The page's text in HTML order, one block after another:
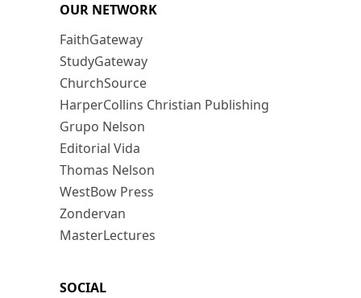
OUR NETWORK
FaithGateway
StudyGateway
ChurchSource
HarperCollins Christian Publishing
Grupo Nelson
Editorial Vida
Thomas Nelson
WestBow Press
Zondervan
MasterLectures
SOCIAL